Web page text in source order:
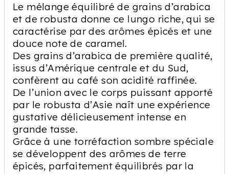
Le mélange équilibré de grains d’arabica
et de robusta donne ce lungo riche, qui se
caractérise par des arômes épicés et une
douce note de caramel.
Des grains d’arabica de première qualité,
issus d’Amérique centrale et du Sud,
confèrent au café son acidité raffinée.
De l’union avec le corps puissant apporté
par le robusta d’Asie naît une expérience
gustative délicieusement intense en
grande tasse.
Grâce à une torréfaction sombre spéciale
se développent des arômes de terre
épicés, parfaitement équilibrés par la